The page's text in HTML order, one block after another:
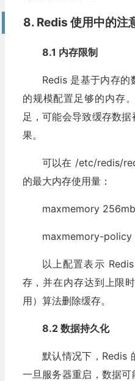
8. Redis 使用中的注
8.1 内存限制
Redis 是基于内存
的规模配置足够的内存
足，可能会导致缓存数
果。
可以在 /etc/redis/
的最大内存使用量：
maxmemory 256mb
maxmemory-policy
以上配置表示
存，并在内存达到上限
用）算法删除缓存。
8.2 数据持久化
默认情况下，Redis
一旦服务器重启，数据